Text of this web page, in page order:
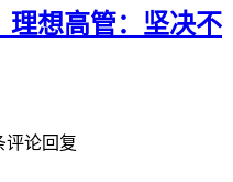
理想高管：坚决不
评论回复